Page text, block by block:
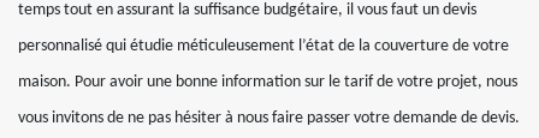
temps tout en assurant la suffisance budgétaire, il vous faut un devis
personnalisé qui étudie méticuleusement l’état de la couverture de votre
maison. Pour avoir une bonne information sur le tarif de votre projet, nous
vous invitons de ne pas hésiter à nous faire passer votre demande de devis.